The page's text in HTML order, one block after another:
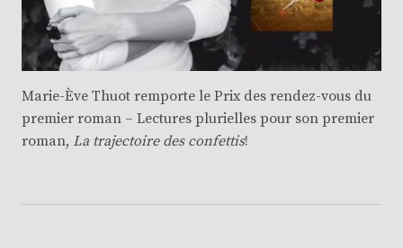
Marie-Ève Thuot remporte le Prix des rendez-vous du
premier roman – Lectures plurielles pour son premier
roman, La trajectoire des confettis!